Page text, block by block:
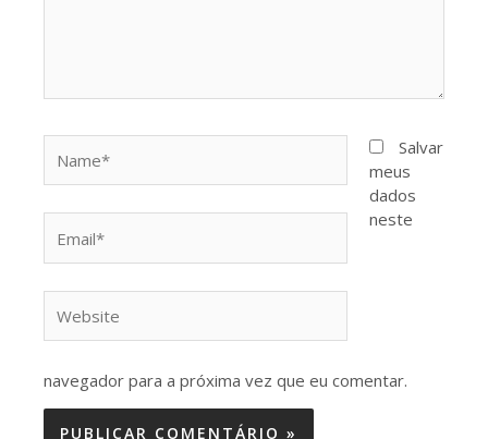
Salvar
meus
dados
neste
navegador para a próxima vez que eu comentar.